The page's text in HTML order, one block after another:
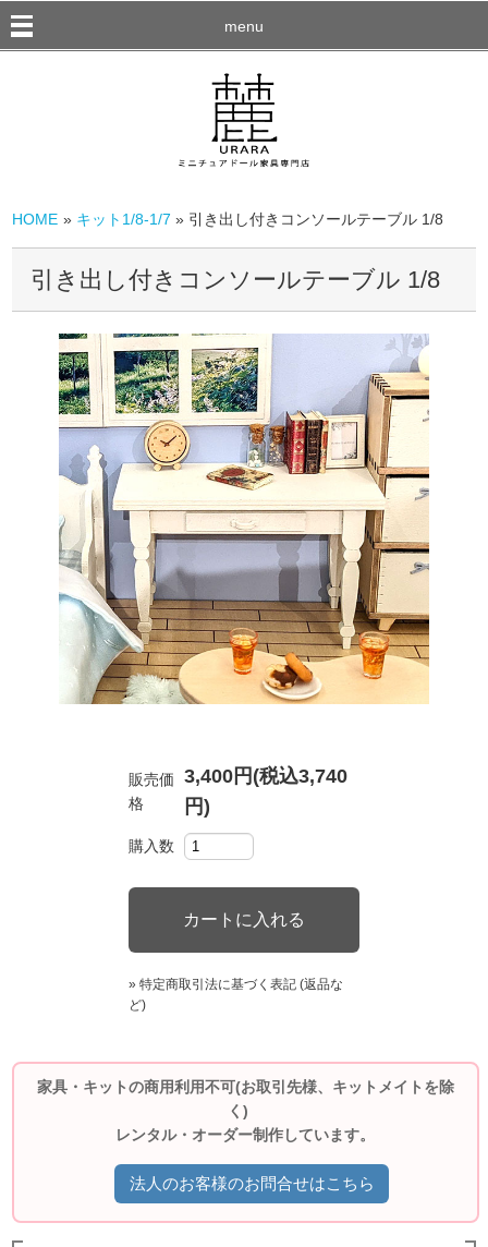
menu
HOME » キット1/8-1/7 » 引き出し付きコンソールテーブル 1/8
引き出し付きコンソールテーブル 1/8
販売価
格
3,400円(税込3,740
円)
購入数
» 特定商取引法に基づく表記 (返品な
ど)
家具・キットの商用利用不可(お取引先様、キットメイトを除
く)
レンタル・オーダー制作しています。
法人のお客様のお問合せはこちら